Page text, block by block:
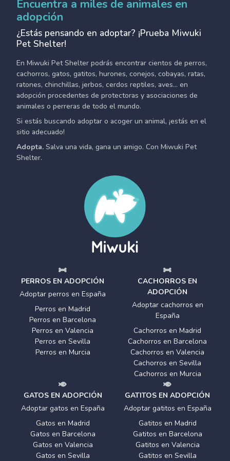
Encuentra a miles de animales en
adopción
¿Estás pensando en adoptar? ¡Prueba Miwuki
Pet Shelter!
En Miwuki Pet Shelter podrás encontrar cientos de perros,
cachorros, gatos, gatitos, hurones, conejos, cobayas, ratas,
ratones, chinchillas, jerbos, cerdos reptiles, aves... en
adopción procedentes de protectoras y asociaciones de
animales o perreras de todo el mundo.
Si estás buscando adoptar o acoger un animal, ¡estás en el
sitio adecuado!
Adopta. Salva una vida, gana un amigo. Con Miwuki Pet
Shelter.
PERROS EN ADOPCIÓN
Adoptar perros en España
Perros en Madrid
Perros en Barcelona
Perros en Valencia
Perros en Sevilla
Perros en Murcia
CACHORROS EN
ADOPCIÓN
Adoptar cachorros en
España
Cachorros en Madrid
Cachorros en Barcelona
Cachorros en Valencia
Cachorros en Sevilla
Cachorros en Murcia
GATOS EN ADOPCIÓN
Adoptar gatos en España
Gatos en Madrid
Gatos en Barcelona
Gatos en Valencia
Gatos en Sevilla
GATITOS EN ADOPCIÓN
Adoptar gatitos en España
Gatitos en Madrid
Gatitos en Barcelona
Gatitos en Valencia
Gatitos en Sevilla